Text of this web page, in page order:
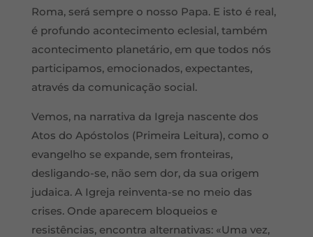
Roma, será sempre o nosso Papa. E isto é real,
é profundo acontecimento eclesial, também
acontecimento planetário, em que todos nós
participamos, emocionados, expectantes,
através da comunicação social.
Vemos, na narrativa da Igreja nascente dos
Atos do Apóstolos (Primeira Leitura), como o
evangelho se expande, sem fronteiras,
desligando-se, não sem dor, da sua origem
judaica. A Igreja reinventa-se no meio das
crises. Onde aparecem bloqueios e
resistências, encontra alternativas: «Uma vez,